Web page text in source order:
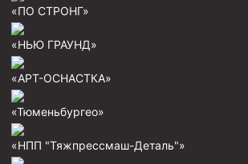
Клапаны обратные
Краны шаровые и пробковые
Скребки корончатые СК и тросовые СТ
Центраторы колонные
«ПО СТРОНГ»
«НЬЮ ГРАУНД»
«АРТ-ОСНАСТКА»
«Тюменьбургео»
«НПП "Тяжпрессмаш-Деталь"»